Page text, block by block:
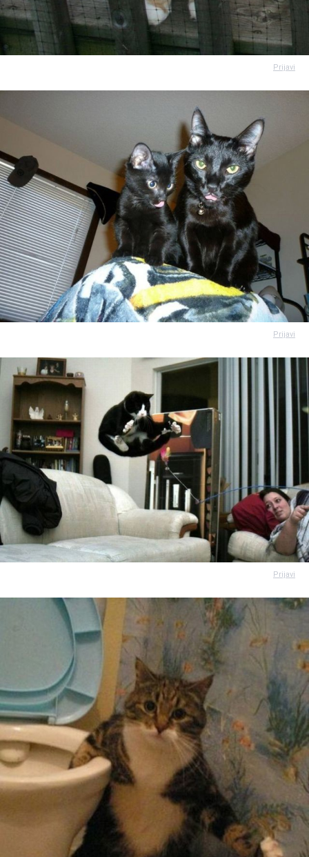
Prijavi
Prijavi
Prijavi